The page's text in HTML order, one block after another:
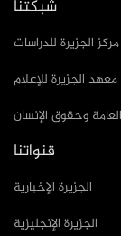
شبكتنا
مركز الجزيرة للدراسات
معهد الجزيرة للإعلام
وحقوق الإنسان
قنواتنا
الجزيرة الإخبارية
الجزيرة الإنجليزية